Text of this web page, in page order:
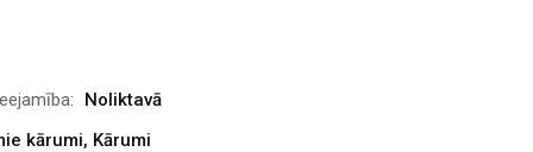
Noliktavā
kārumi, Kārumi